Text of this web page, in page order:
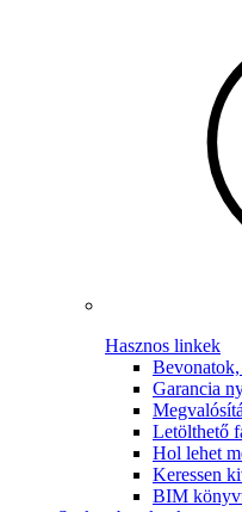
Hasznos linkek
Bevonatok,
Garancia
Letölthető
Hol lehet
Keressen
BIM